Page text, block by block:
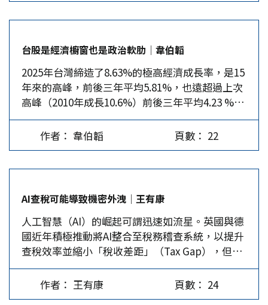
興，就會針對性地單獨對其課徵更高關稅，因此，
要求啟動重談的機會不高。 印度無論在經濟或軍
事上對美國的依賴度都相對較低，所以在IEEPA關
稅被宣判違法後，印度不怕得罪川普，立刻暫緩赴
美簽署行動。台灣前行政院副院長施俊吉，曾在賴
清德宣布台美諮商完成後，批評賴政府過於急躁，
應等候美國最高法院判決確定後再完成諮商，看來
是睿智的建議。只是說來容易，但以台灣的議價能
地位，這是台灣主政者必須面對的無奈。…
到對伊朗動武威懾，並對貿易夥伴揮舞關稅與制裁
大棒，美國正以極端現實主義侵蝕著美元霸權的制
度根基。地緣政治全面升溫，同步加速了全球「去
美元化」的進程。 金融武器化的反噬效應 「去美
元化」（De-dollarization）係指各國政府、企業
與市場參與者，為降低對美元的依賴，逐步在國際
貿易、金融投資與外匯儲備中，轉向使用其他貨幣
或資產（如歐元、人民幣、日圓、乃至黃金）的過
穩居全球儲備貨幣之首，關鍵不在於美國的軍事或
經濟體量本身，而在於其所提供的中立性、深度流
動性與制度信用。然而，隨著川普將關稅、金融制
裁與資產凍結工具化，美元體系已高度「武器
化」。 尤其，川普重返白宮後，進一步推行「極
致現實主義」外交，將金融霸權的使用邊界推向極
端。制裁不再僅針對對手國，甚至開始延伸至「不
配合」的盟友。當美元從全球貿易的潤滑劑，轉變
台股是經濟櫥窗也是政治軟肋│韋伯韜
2025年台灣締造了8.63%的極高經濟成長率，是15
年來的高峰，前後三年平均5.81%，也遠超過上次
高峰（2010年成長10.6%）前後三年平均4.23 %，
股市也創下空前的近3萬點，而於次月超越3.2萬
點，一年內上漲達萬點。如果全民能盡享成長果實
紅利，實該額手稱慶，但實際並未如此，生計困頓
2025年經濟高成長的來源，乃來自投資（成長
9.69%）與出口（成長34.9%）的高成長，成長紅
利自然只分配到這些能靠投資與出口獲利的企業與
員工，其數量不及全體的10%。例如，2025年前
11個月的半導體及資通業產品出口成長率51.8%，
占出口比重超過73.7%，但雇用人數僅占就業人口
7.5%。 財富嚴重分配不均 至於GDP分配到受雇人
員薪資的部分，2024年僅有43.1%，是30年來的最
作者： 韋伯韜 頁數： 22
AI查稅可能導致機密外洩│王有康
人工智慧（AI）的崛起可謂迅速如流星。英國與德
國近年積極推動將AI整合至稅務稽查系統，以提升
查稅效率並縮小「稅收差距」（Tax Gap），但也
因此衍生不少問題。以下介紹有些國家利用AI改變
政府與市民之間的關係，以及AI如何協助政府收
稅。 AI協助查稅可增加稅收 在新加坡，一個AI虛
作者： 王有康 頁數： 24